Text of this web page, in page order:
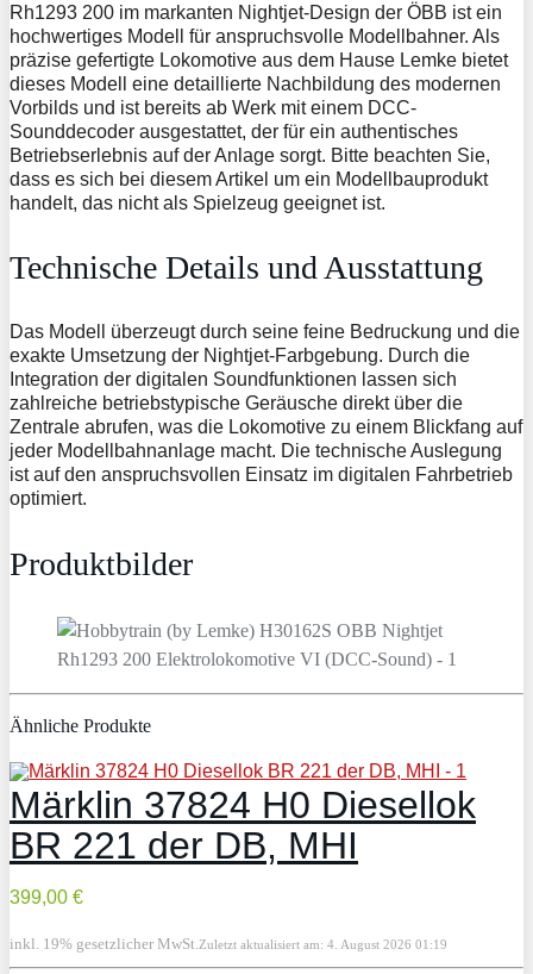
Rh1293 200 im markanten Nightjet-Design der ÖBB ist ein
hochwertiges Modell für anspruchsvolle Modellbahner. Als
präzise gefertigte Lokomotive aus dem Hause Lemke bietet
dieses Modell eine detaillierte Nachbildung des modernen
Vorbilds und ist bereits ab Werk mit einem DCC-
Sounddecoder ausgestattet, der für ein authentisches
Betriebserlebnis auf der Anlage sorgt. Bitte beachten Sie,
dass es sich bei diesem Artikel um ein Modellbauprodukt
handelt, das nicht als Spielzeug geeignet ist.
Technische Details und Ausstattung
Das Modell überzeugt durch seine feine Bedruckung und die
exakte Umsetzung der Nightjet-Farbgebung. Durch die
Integration der digitalen Soundfunktionen lassen sich
zahlreiche betriebstypische Geräusche direkt über die
Zentrale abrufen, was die Lokomotive zu einem Blickfang auf
jeder Modellbahnanlage macht. Die technische Auslegung
ist auf den anspruchsvollen Einsatz im digitalen Fahrbetrieb
optimiert.
Produktbilder
Ähnliche Produkte
Märklin 37824 H0 Diesellok
BR 221 der DB, MHI
399,00 €
inkl. 19% gesetzlicher MwSt. Zuletzt aktualisiert am: 4. August 2026 01:19